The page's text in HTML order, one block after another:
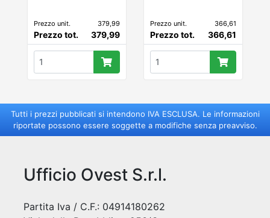
Prezzo unit. 379,99
Prezzo tot. 379,99
Prezzo unit. 366,61
Prezzo tot. 366,61
Tutti i prezzi pubblicati si intendono IVA ESCLUSA. Le informazioni
riportate possono essere soggette a modifiche senza preavviso.
Ufficio Ovest S.r.l.
Partita Iva / C.F.: 04914180262